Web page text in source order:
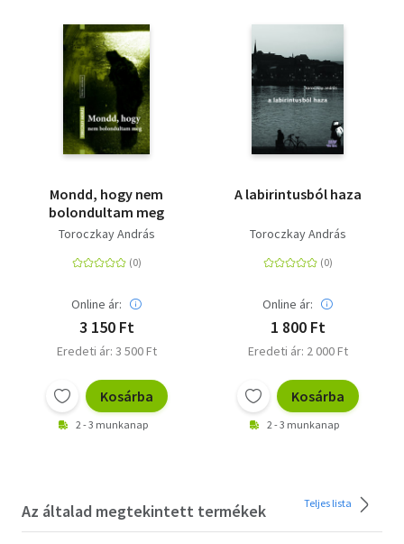
Mondd, hogy nem
bolondultam meg
Toroczkay András
Online ár:
3 150 Ft
Eredeti ár: 3 500 Ft
Kosárba
2 - 3 munkanap
A labirintusból haza
Toroczkay András
Online ár:
1 800 Ft
Eredeti ár: 2 000 Ft
Kosárba
2 - 3 munkanap
Az általad megtekintett termékek Teljes lista